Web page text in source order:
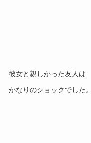
彼女と親しかった友人は
かなりのショックでした。